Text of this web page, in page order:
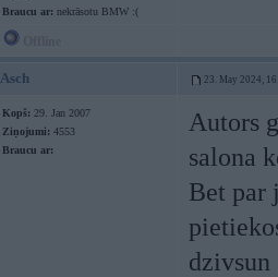
Braucu ar: nekrāsotu BMW :(
Asch 23. May 2024,
Kopš: 29. Jan 2007
Ziņojumi: 4553
Braucu ar:
Autors
salona
Bet par
dzivsun